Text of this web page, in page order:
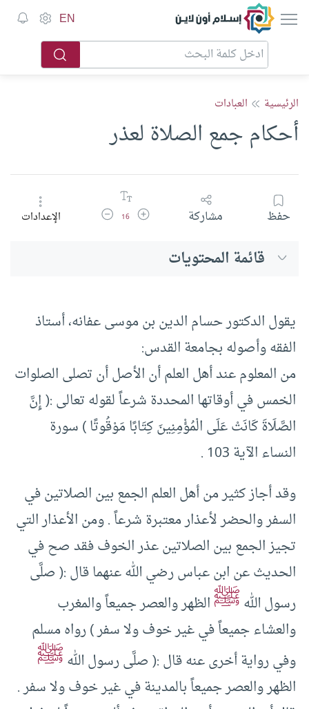
إسلام أون لاين EN
الرئيسية العبادات
أحكام جمع الصلاة لعذر
حفظ مشاركة زيادة حجم الخط
16 تقليل حجم الخطالإعدادات
قائمة المحتويات
يقول الدكتور حسام الدين بن موسى عفانه، أستاذ
الفقه وأصوله بجامعة القدس:
من المعلوم عند أهل العلم أن الأصل أن تصلى الصلوات
الخمس في أوقاتها المحددة شرعاً لقوله تعالى :( إِنَّ
الصَّلَاةَ كَانَتْ عَلَى الْمُؤْمِنِينَ كِتَابًا مَوْقُوتًا ) سورة
النساء الآية 103 .
وقد أجاز كثير من أهل العلم الجمع بين الصلاتين في
السفر والحضر لأعذار معتبرة شرعاً . ومن الأعذار التي
تجيز الجمع بين الصلاتين عذر الخوف فقد صح في
الحديث عن ابن عباس رضي الله عنهما قال :( صلَّى
رسول اللهﷺالظهر والعصر جميعاً والمغرب
والعشاء جميعاً في غير خوف ولا سفر ) رواه مسلم
وفي رواية أخرى عنه قال :( صلَّى رسول اللهﷺ
الظهر والعصر جميعاً بالمدينة في غير خوف ولا سفر .